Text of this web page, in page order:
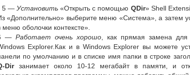
5 — Установить«Открыть с помощью QDir» Shell
«Дополнительно» выберите меню «Система», а затем
меню оболочки контексте».
— Работает очень хорошо, как прямая замена для
Explorer.Как и в Windows Explorer вы можете
по умолчанию и в списке имя папки в строке
Dirзанимает около 10-12 мегабайт в памяти, и